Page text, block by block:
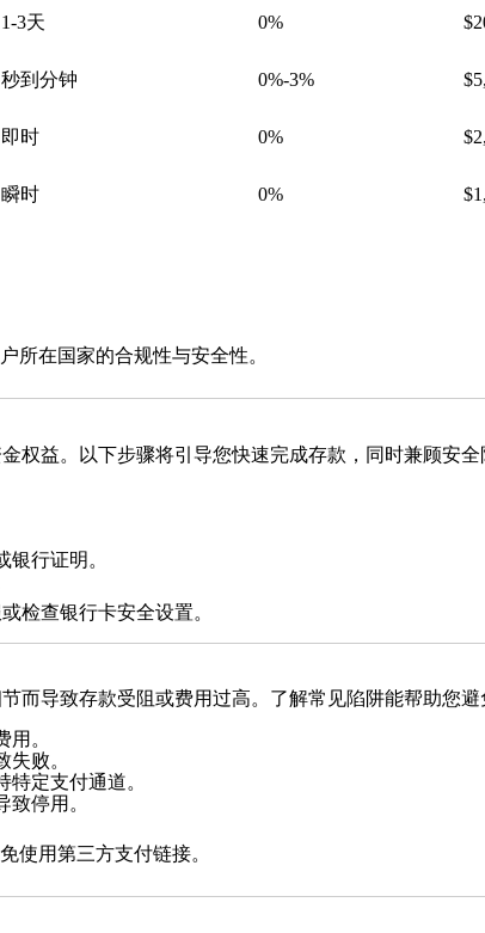
1-3天 0%
秒到分钟 0%-3%
即时 0%
瞬时 0%
所在国家的合规性与安全性。
权益。以下步骤将引导您快速完成存款，同时兼顾安全
行证明。
检查银行卡安全设置。
而导致存款受阻或费用过高。了解常见陷阱能帮助您避
。
败。
定支付通道。
停用。
使用第三方支付链接。